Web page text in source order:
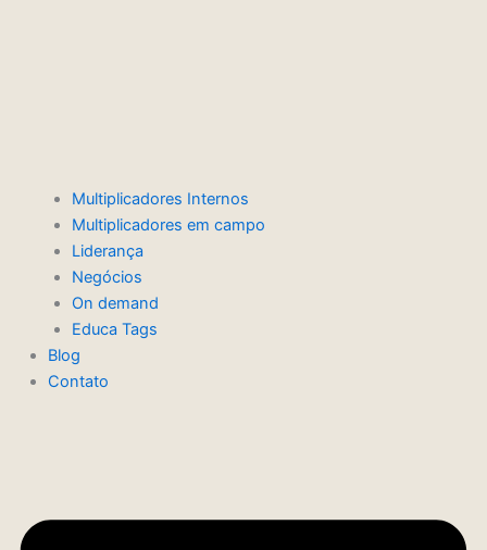
Multiplicadores Internos
Multiplicadores em campo
Liderança
Negócios
On demand
Educa Tags
Blog
Contato